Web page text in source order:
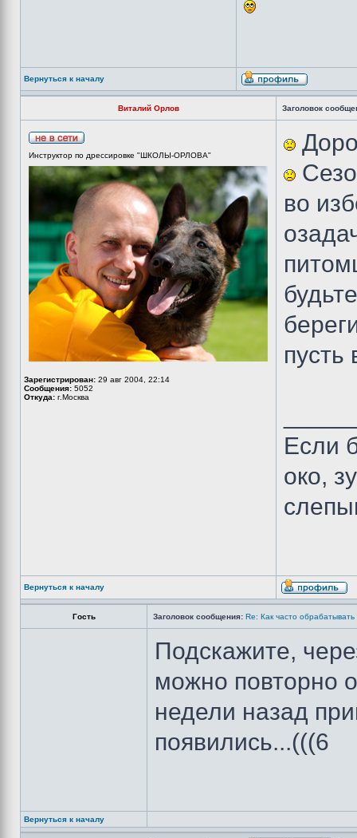
Вернуться к началу
Виталий Орлов Заголовок
Инструктор по дрессировке "ШКОЛЫ-ОРЛОВА"
Зарегистрирован: 29 авг 2004, 22:14
Сообщения: 5052
Откуда: г.Москва
во
Если
око,
Вернуться к началу
Гость Заголовок сообщения: Re: Как часто
Подскажите,
можно повторно
недели назад
появились...(((6
Вернуться к началу